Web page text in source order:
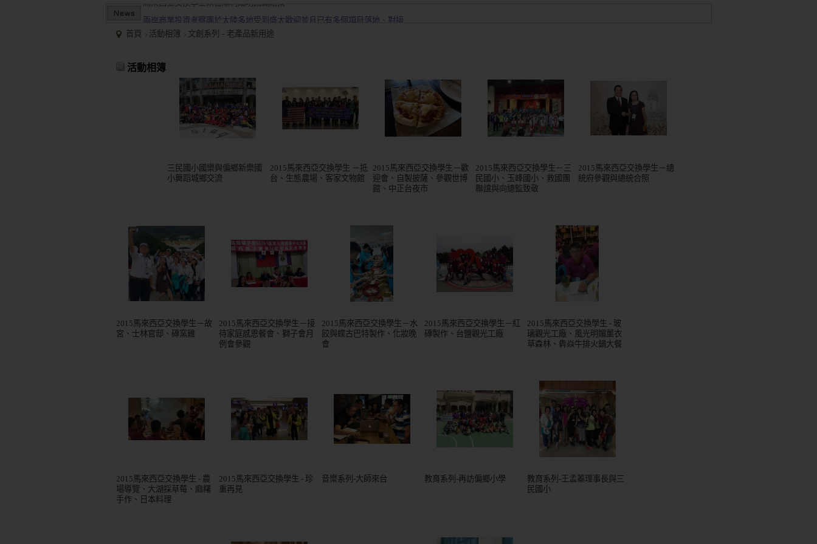
2015/12關懷偏鄉小學，物資順利送達。
兩岸商業投資考察團於大陸多地受到盛大歡迎並且已有多個項目落地、對接
首頁 活動相簿 文創系列 - 老產品新用途
活動相簿
三民國小國樂與偏鄉新樂國
小舞蹈城鄉交流
2015馬來西亞交換學生 －抵
台、生態農場、客家文物館
2015馬來西亞交換學生－歡
迎會、自製披薩、參觀世博
館、中正台夜市
2015馬來西亞交換學生－三
民國小、玉峰國小、救國團
聯誼與向總監致敬
2015馬來西亞交換學生－總
統府參觀與總統合照
2015馬來西亞交換學生－故
宮、士林官邸、磚窯雞
2015馬來西亞交換學生－接
待家庭感恩餐會、獅子會月
例會參觀
2015馬來西亞交換學生－水
餃與蝶古巴特製作、化妝晚
會
2015馬來西亞交換學生－紅
磚製作、台鹽觀光工廠
2015馬來西亞交換學生 - 玻
璃觀光工廠、風光明媚薰衣
草森林、犇焱牛排火鍋大餐
2015馬來西亞交換學生 - 農
場導覽、大湖採草莓、麻糬
手作、日本料理
2015馬來西亞交換學生 - 珍
重再見
音樂系列-大師來台 教育系列-再訪偏鄉小學
教育系列-王孟蓁理事長與三
民國小